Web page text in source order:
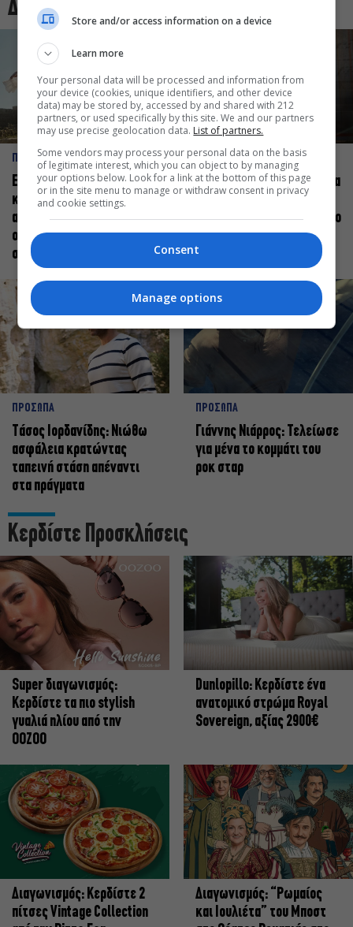
Δες και αυτό
ΠΡΟΣΩΠΑ
Ελεάνα Ανδρεούδη: Κάθε
καλλιτέχνης όταν
ανεβαίνει στη σκηνή
οφείλει να αισθάνεται
σταρ
ΠΡΟΣΩΠΑ
Βαγγέλης Μπίκος: Έμαθα να
δίνω αξία στο ποιος είμαι
πάνω στη σκηνή και όχι στο
πως χορεύω
ΠΡΟΣΩΠΑ
Tάσος Ιορδανίδης: Νιώθω
ασφάλεια κρατώντας
ταπεινή στάση απέναντι
στα πράγματα
ΠΡΟΣΩΠΑ
Γιάννης Νιάρρος: Τελείωσε
για μένα το κομμάτι του
ροκ σταρ
Κερδίστε Προσκλήσεις
Super διαγωνισμός:
Κερδίστε τα πιο stylish
γυαλιά ηλίου από την
OOZOO
Dunlopillo: Κερδίστε ένα
ανατομικό στρώμα Royal
Sovereign, αξίας 2900€
Διαγωνισμός: Κερδίστε 2
πίτσες Vintage Collection
Διαγωνισμός: “Ρωμαίος
και Ιουλιέτα” του Μποστ
Store and/or access information on a device
Learn more
Your personal data will be processed and information from
your device (cookies, unique identifiers, and other device
data) may be stored by, accessed by and shared with 212
partners, or used specifically by this site. We and our partners
may use precise geolocation data. List of partners.
Some vendors may process your personal data on the basis
of legitimate interest, which you can object to by managing
your options below. Look for a link at the bottom of this page
or in the site menu to manage or withdraw consent in privacy
and cookie settings.
Consent
Manage options